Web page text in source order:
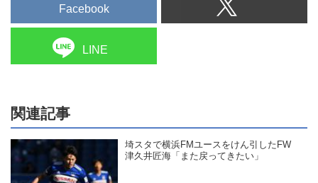
Facebook
LINE
関連記事
埼スタで横浜FMユースをけん引したFW
津久井匠海「また戻ってきたい」